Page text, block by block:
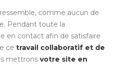
comme aucun de
Pendant toute la
en contact afin de satisfaire
ce travail collaboratif et de
mettrons votre site en